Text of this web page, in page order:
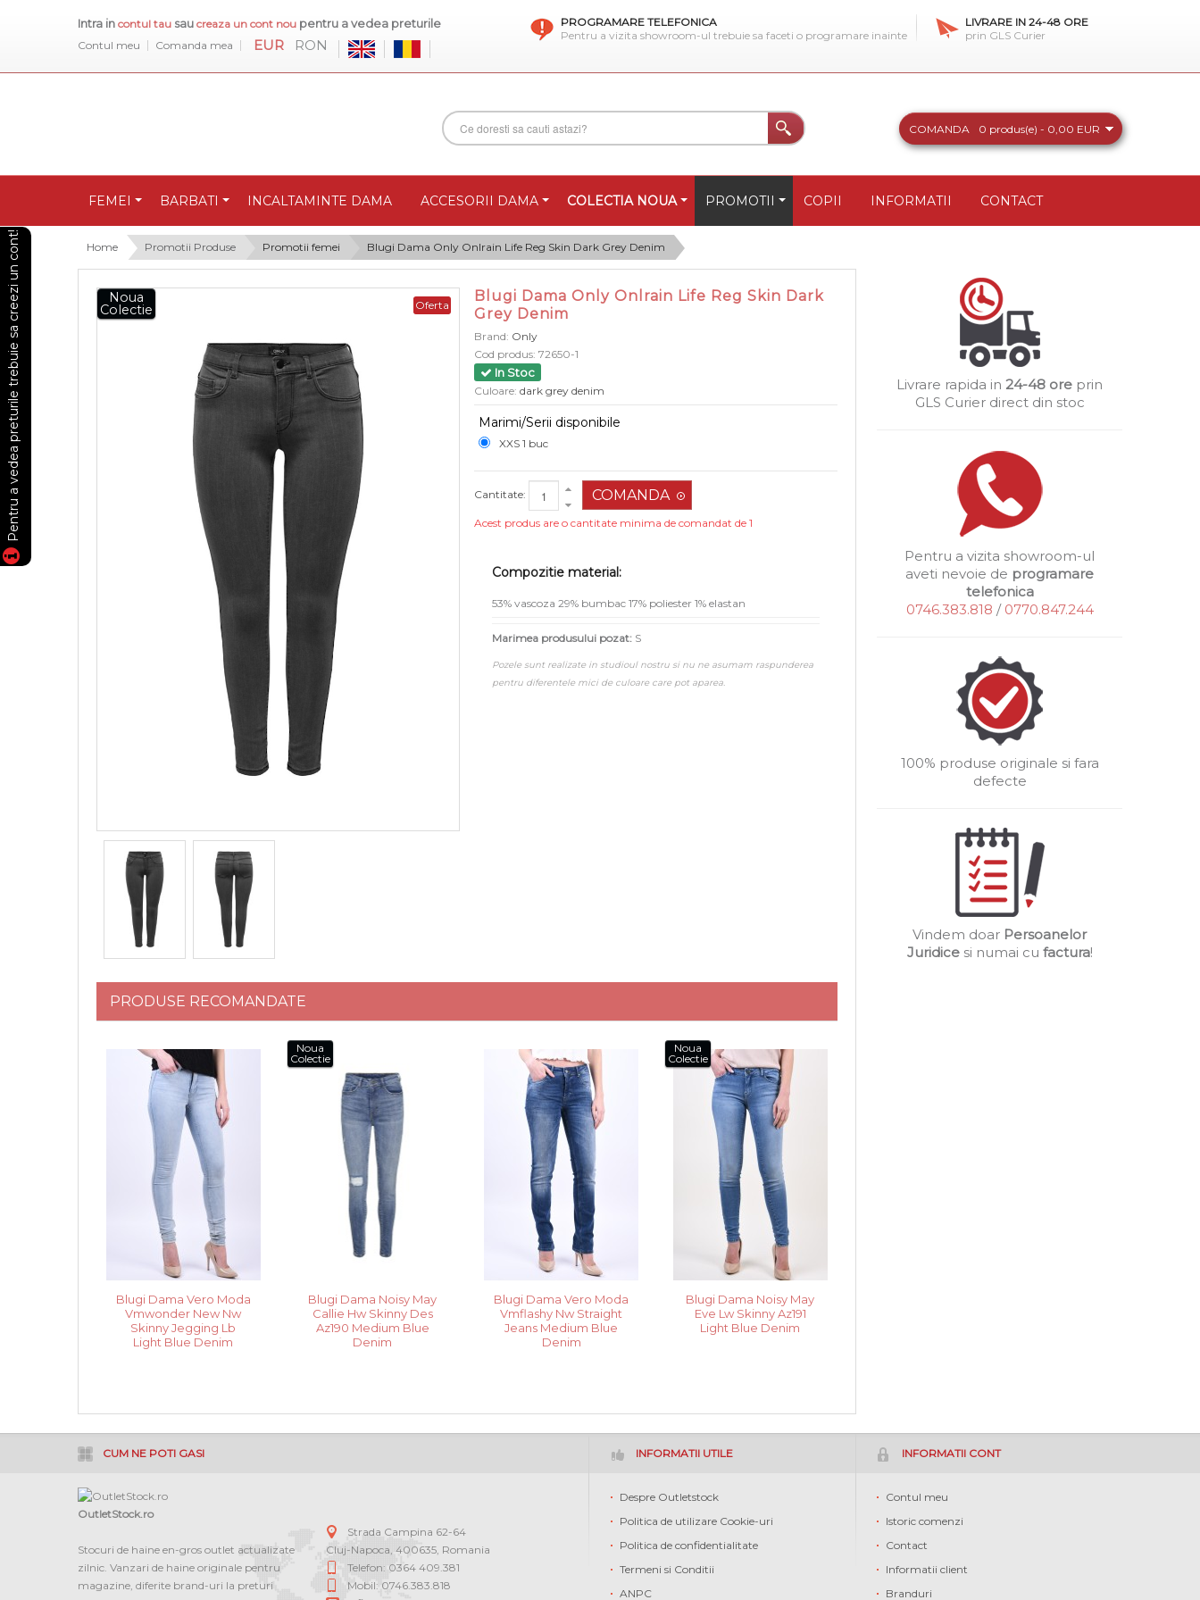
Intra in contul tau sau creaza un cont nou pentru a vedea preturile
Contul meu Comanda mea EUR RON
PROGRAMARE TELEFONICA
Pentru a vizita showroom-ul trebuie sa faceti o programare inainte
LIVRARE IN 24-48 ORE
prin GLS Curier
COMANDA 0 produs(e) - 0,00 EUR
FEMEI BARBATI INCALTAMINTE DAMA ACCESORII DAMA COLECTIA NOUA PROMOTII COPII INFORMATII CONTACT
Home Promotii Produse Promotii femei Blugi Dama Only Onlrain Life Reg Skin Dark Grey Denim
Oferta
Noua
Colectie
Blugi Dama Only Onlrain Life Reg Skin Dark
Grey Denim
Brand: Only
Cod produs: 72650-1
In Stoc
Culoare: dark grey denim
Marimi/Serii disponibile
XXS 1 buc
Cantitate:
Acest produs are o cantitate minima de comandat de 1
Compozitie material:
53% vascoza 29% bumbac 17% poliester 1% elastan
Marimea produsului pozat: S
Pozele sunt realizate in studioul nostru si nu ne asumam raspunderea
pentru diferentele mici de culoare care pot aparea.
PRODUSE RECOMANDATE
Blugi Dama Vero Moda
Vmwonder New Nw
Skinny Jegging Lb
Light Blue Denim
Noua
Colectie
Blugi Dama Noisy May
Callie Hw Skinny Des
Az190 Medium Blue
Denim
Blugi Dama Vero Moda
Vmflashy Nw Straight
Jeans Medium Blue
Denim
Noua
Colectie
Blugi Dama Noisy May
Eve Lw Skinny Az191
Light Blue Denim
Livrare rapida in 24-48 ore prin
GLS Curier direct din stoc
Pentru a vizita showroom-ul
aveti nevoie de programare
telefonica
0746.383.818 / 0770.847.244
100% produse originale si fara
defecte
Vindem doar Persoanelor
Juridicesi numai cu factura!
CUM NE POTI GASI
OutletStock.ro
Stocuri de haine en-gros outlet actualizate
zilnic. Vanzari de haine originale pentru
magazine, diferite brand-uri la preturi
Strada Campina 62-64
Cluj-Napoca,400635, Romania
Telefon: 0364 409.381
Mobil: 0746.383.818
INFORMATII UTILE
Despre Outletstock
Politica de utilizare Cookie-uri
Politica de confidentialitate
Termeni si Conditii
ANPC
INFORMATII CONT
Contul meu
Istoric comenzi
Contact
Informatii client
Branduri
Pentru a vedea preturile trebuie sa creezi un cont!